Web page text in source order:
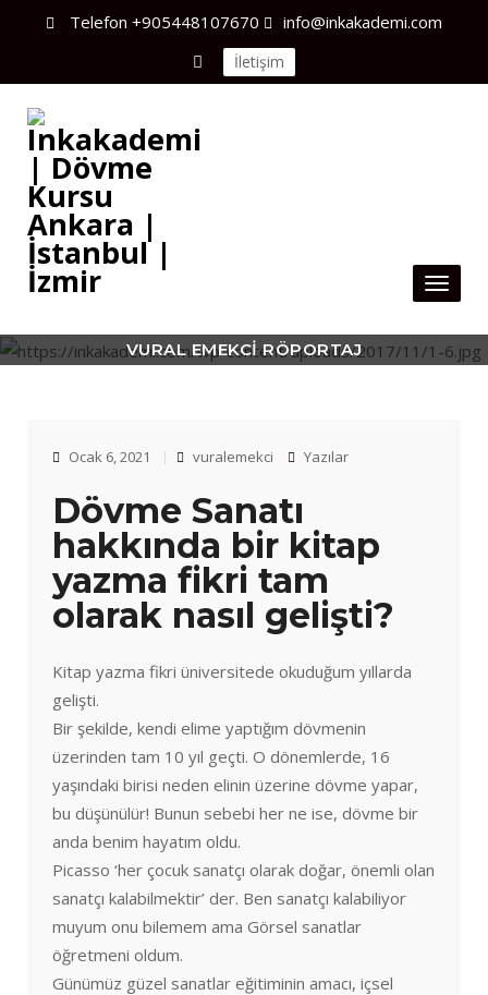
Telefon +905448107670 info@inkakademi.com
İletişim
Toggle
VURAL EMEKCI RÖPORTAJ
Ocak 6, 2021 vuralemekci Yazılar
Dövme Sanatı
hakkında bir kitap
yazma fikri tam
olarak nasıl gelişti?
Kitap yazma fikri üniversitede okuduğum yıllarda
gelişti.
Bir şekilde, kendi elime yaptığım dövmenin
üzerinden tam 10 yıl geçti. O dönemlerde, 16
yaşındaki birisi neden elinin üzerine dövme yapar,
bu düşünülür! Bunun sebebi her ne ise, dövme bir
anda benim hayatım oldu.
Picasso ‘her çocuk sanatçı olarak doğar, önemli olan
sanatçı kalabilmektir’ der. Ben sanatçı kalabiliyor
muyum onu bilemem ama Görsel sanatlar
öğretmeni oldum.
Günümüz güzel sanatlar eğitiminin amacı, içsel